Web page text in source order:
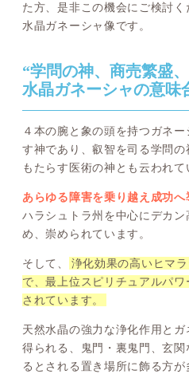
た方、是非この機会にご検討
水晶ガネーシャ像です。
“学問の神、商売繁盛
水晶ガネーシャの意味
４本の腕と象の頭を持つガネ
す神であり、叡智を司る学問
もたらす医術の神とも云われて
あらゆる障害を乗り越え成功へ
ハラシュトラ州を中心にデカ
め、崇められています。
そして、
浄化効果の高いヒマ
で、最上位スピリチュアルパ
されています。
天然水晶の強力な浄化作用と
得られる、鬼門・裏鬼門、玄
るとされる置き場所に飾る方が